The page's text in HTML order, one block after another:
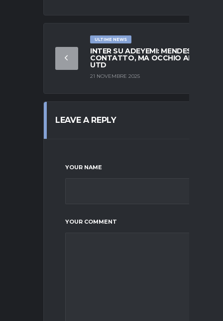
ULTIME NEWS
INTER SU ADEYEMI: MENDES IN
CONTATTO, MA OCCHIO AL MAN
UTD
21 NOVEMBRE 2025
LEAVE A REPLY
YOUR NAME
YOUR COMMENT